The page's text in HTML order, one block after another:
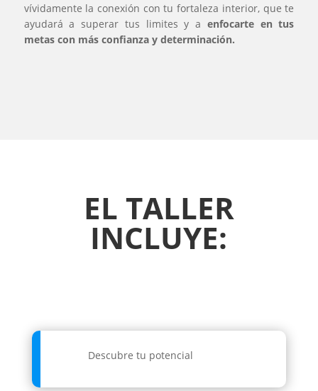
vívidamente la conexión con tu fortaleza interior, que te
ayudará a superar tus limites y a enfocarte en tus
metas con más confianza y determinación.
EL TALLER
INCLUYE:
Descubre tu potencial